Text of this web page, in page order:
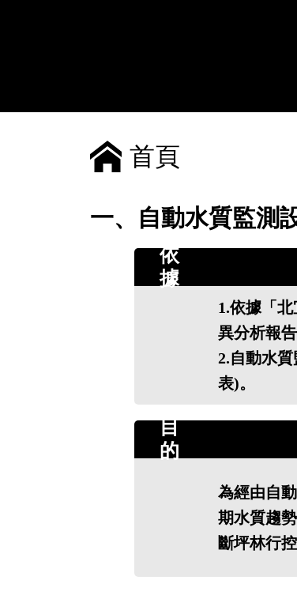
首頁
一、自動水質監測
依
據
1.依據「
異分析報
2.自動水
表)。
目
的
為經由自
期水質趨
斷坪林行